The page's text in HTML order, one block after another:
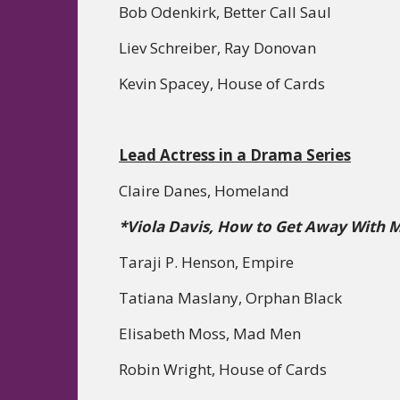
Bob Odenkirk, Better Call Saul
Liev Schreiber, Ray Donovan
Kevin Spacey, House of Cards
Lead Actress in a Drama Series
Claire Danes, Homeland
*Viola Davis, How to Get Away With
Taraji P. Henson, Empire
Tatiana Maslany, Orphan Black
Elisabeth Moss, Mad Men
Robin Wright, House of Cards